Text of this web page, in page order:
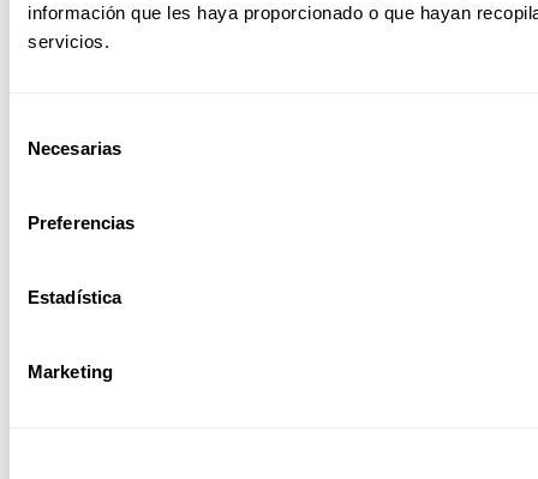
información que les haya proporcionado o que hayan
servicios.
Necesarias
Preferencias
Estadística
Marketing